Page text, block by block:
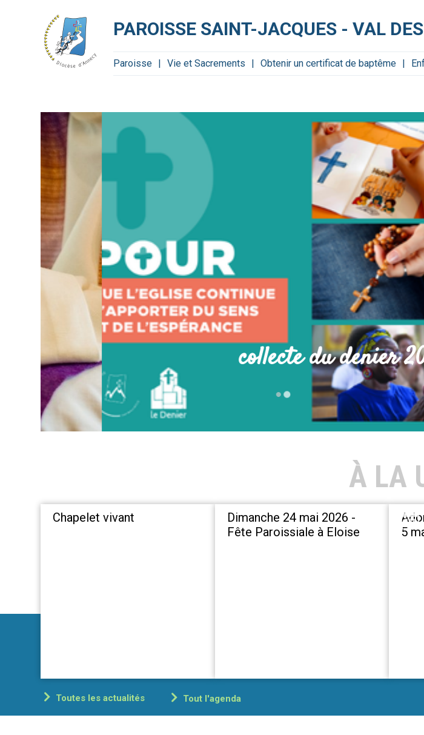
PAROISSE SAINT-JACQUES - VAL
Paroisse Vie et Sacrements Obtenir un certificat de baptême
collecte du denier 2025
À LA
Tout l'agenda
Chapelet vivant
Dimanche 24 mai 2026 -
Fête Paroissiale à Eloise
5
Toutes les actualités